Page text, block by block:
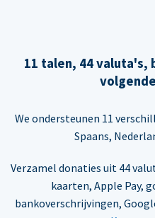
11 talen, 44 valuta's,
We ondersteunen 11
Spaans,
Verzamel donaties uit 44
kaarten, Apple Pay,
bankoverschrijvingen,